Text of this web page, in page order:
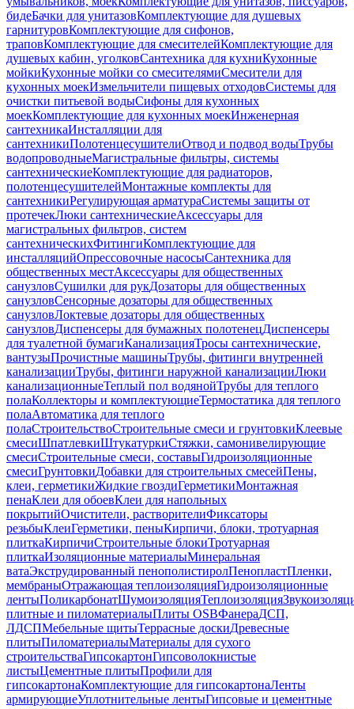
бидеБачки для унитазовКомплектующие для душевых
гарнитуровКомплектующие для сифонов,
траповКомплектующие для смесителейКомплектующие для
душевых кабин, уголковСантехника для кухниКухонные
мойкиКухонные мойки со смесителямиСмесители для
кухонных моекИзмельчители пищевых отходовСистемы для
очистки питьевой водыСифоны для кухонных
моекКомплектующие для кухонных моекИнженерная
сантехникаИнсталляции для
сантехникиПолотенцесушителиОтвод и подвод водыТрубы
водопроводныеМагистральные фильтры, системы
сантехническиеКомплектующие для радиаторов,
полотенцесушителейМонтажные комплекты для
сантехникиРегулирующая арматураСистемы защиты от
протечекЛюки сантехническиеАксессуары для
магистральных фильтров, систем
сантехническихФитингиКомплектующие для
инсталляцийОпрессовочные насосыСантехника для
общественных местАксессуары для общественных
санузловСушилки для рукДозаторы для общественных
санузловСенсорные дозаторы для общественных
санузловЛоктевые дозаторы для общественных
санузловДиспенсеры для бумажных полотенецДиспенсеры
для туалетной бумагиКанализацияТросы сантехнические,
вантузыПрочистные машиныТрубы, фитинги внутренней
канализацииТрубы, фитинги наружной канализацииЛюки
канализационныеТеплый пол водянойТрубы для теплого
полаКоллекторы и комплектующиеТермостатика для теплого
полаАвтоматика для теплого
полаСтроительствоСтроительные смеси и грунтовкиКлеевые
смесиШпатлевкиШтукатуркиСтяжки, самонивелирующие
смесиСтроительные смеси, составыГидроизоляционные
смесиГрунтовкиДобавки для строительных смесейПены,
клеи, герметикиЖидкие гвоздиГерметикиМонтажная
пенаКлеи для обоевКлеи для напольных
покрытийОчистители, растворителиФиксаторы
резьбыКлеиГерметики, пеныКирпичи, блоки, тротуарная
плиткаКирпичиСтроительные блокиТротуарная
плиткаИзоляционные материалыМинеральная
ватаЭкструдированный пенополистиролПенопластПленки,
мембраныОтражающая теплоизоляцияГидроизоляционные
лентыПоликарбонатШумоизоляцияТеплоизоляция
плитные и пиломатериалыПлиты OSBФанераДСП,
ЛДСПМебельные щитыТеррасные доскиДревесные
плитыПиломатериалыМатериалы для сухого
строительстваГипсокартонГипсоволокнистые
листыЦементные плитыПрофили для
гипсокартонаКомплектующие для гипсокартонаЛенты
армирующиеУплотнительные лентыГипсовые и цементные